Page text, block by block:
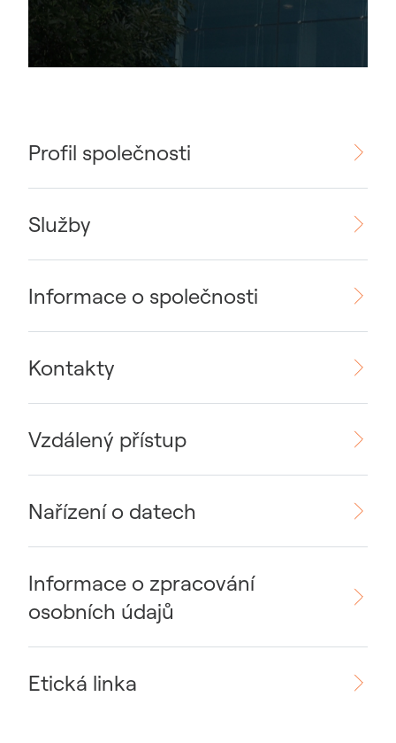
Profil společnosti
Služby
Informace o společnosti
Kontakty
Vzdálený přístup
Nařízení o datech
Informace o zpracování
osobních údajů
Etická linka